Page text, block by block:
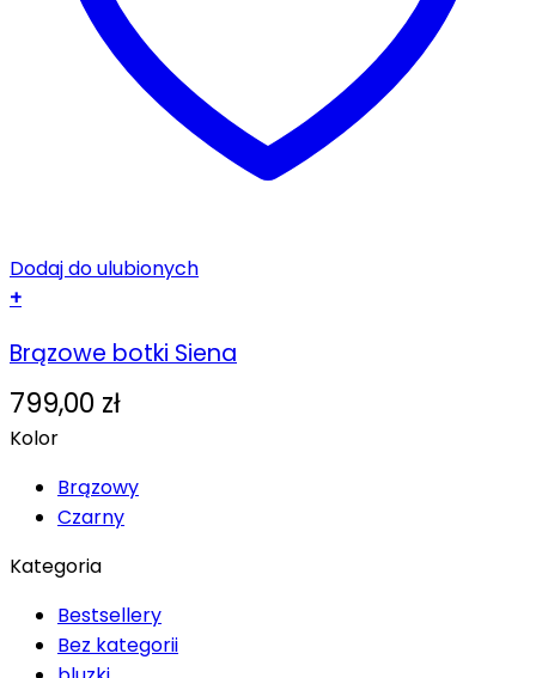
Dodaj do ulubionych
+
produkt
ma
wiele
wariantów.
Opcje
można
na
produktu
Brązowe botki Siena
799,00 zł
Kolor
Brązowy
Czarny
Kategoria
Bestsellery
Bez kategorii